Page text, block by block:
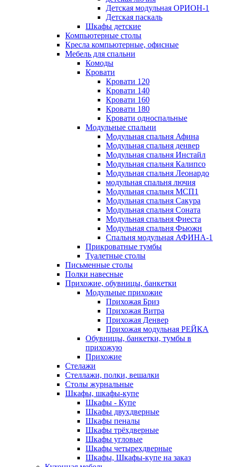
Детская модульная ОРИОН-1
Детская паскаль
Шкафы детские
Компьютерные столы
Кресла компьютерные, офисные
Мебель для спальни
Комоды
Кровати
Кровати 120
Кровати 140
Кровати 160
Кровати 180
Кровати односпальные
Модульные спальни
Модульная спальня Афина
Модульная спальня денвер
Модульная спальня Инстайл
Модульная спальня Калипсо
Модульная спальня Леонардо
модульная спальня лючия
Модульная спальня МСП1
Модульная спальня Сакура
Модульная спальня Соната
Модульная спальня Фиеста
Модульная спальня Фьюжн
Спальня модульная АФИНА-1
Прикроватные тумбы
Туалетные столы
Письменные столы
Полки навесные
Прихожие, обувницы, банкетки
Модульные прихожие
Прихожая Бриз
Прихожая Витра
Прихожая Денвер
Прихожая модульная РЕЙКА
Обувницы, банкетки, тумбы в
прихожую
Прихожие
Стелажи
Стеллажи, полки, вешалки
Столы журнальные
Шкафы, шкафы-купе
Шкафы - Купе
Шкафы двухдверные
Шкафы пеналы
Шкафы трёхдверные
Шкафы угловые
Шкафы четырехдверные
Шкафы, Шкафы-купе на заказ